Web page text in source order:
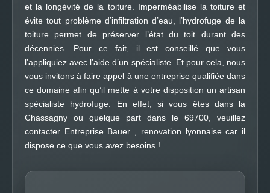
et la longévité de la toiture. Imperméabilise la toiture et
évite tout problème d’infiltration d’eau, l’hydrofuge de la
toiture permet de préserver l’état du toit durant des
décennies. Pour ce fait, il est conseillé que vous
l’appliquiez avec l’aide d’un spécialiste. Et pour cela, nous
vous invitons à faire appel à une entreprise qualifiée dans
ce domaine afin qu’il mette à votre disposition un artisan
spécialiste hydrofuge. En effet, si vous êtes dans la
Chassagny ou quelque part dans le 69700, veuillez
contacter Entreprise Bauer , renovation lyonnaise car il
dispose ce que vous avez besoins !